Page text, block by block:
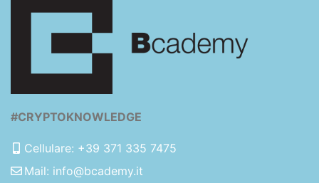
#CRYPTOKNOWLEDGE
Cellulare: +39 371 335 7475
Mail: info@bcademy.it